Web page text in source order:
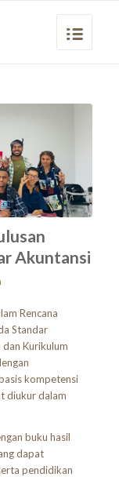
Akuntansi
Rencana
Standar
dan Kurikulum
kompetensi
diukur dalam
buku hasil
dapat
pendidikan